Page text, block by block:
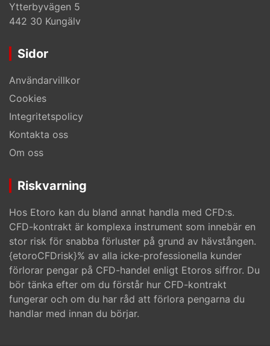
Ytterbyvägen 5
442 30 Kungälv
Sidor
Användarvillkor
Cookies
Integritetspolicy
Kontakta oss
Om oss
Riskvarning
Hos Etoro kan du bland annat handla med CFD:s.
CFD-kontrakt är komplexa instrument som innebär en
stor risk för snabba förluster på grund av hävstången.
{etoroCFDrisk}% av alla icke-professionella kunder
förlorar pengar på CFD-handel enligt Etoros siffror. Du
bör tänka efter om du förstår hur CFD-kontrakt
fungerar och om du har råd att förlora pengarna du
handlar med innan du börjar.